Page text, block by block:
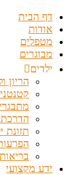
דף הבית
אודות
מטפלים
מבוגרים
ילדים
הריון
הדרכת
תזונת
ידע מקצועי